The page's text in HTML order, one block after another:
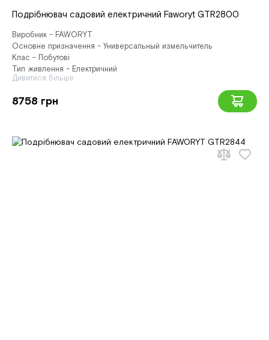
Подрібнювач садовий електричний Faworyt GTR2800
Виробник - FAWORYT
Основне призначення - Универсальный измельчитель
Клас - Побутові
Тип живлення - Електричний
Дивитися більше
8758 грн